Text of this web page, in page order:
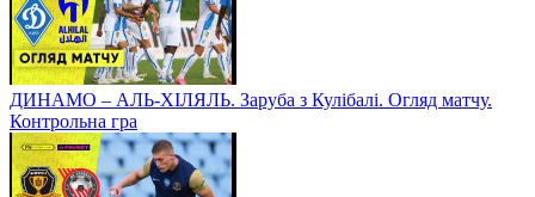
ДИНАМО – АЛЬ-ХІЛЯЛЬ. Заруба з Кулібалі. Огляд матчу.
Контрольна гра